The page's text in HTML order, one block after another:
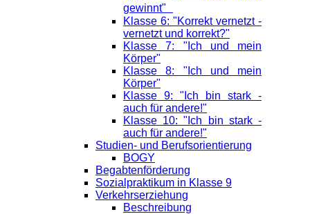
gewinnt"
Klasse 6: "Korrekt vernetzt -
vernetzt und korrekt?"
Klasse 7: "Ich und mein
Körper"
Klasse 8: "Ich und mein
Körper"
Klasse 9: "Ich bin stark -
auch für andere!"
Klasse 10: "Ich bin stark -
auch für andere!"
Studien- und Berufsorientierung
BOGY
Begabtenförderung
Sozialpraktikum in Klasse 9
Verkehrserziehung
Beschreibung